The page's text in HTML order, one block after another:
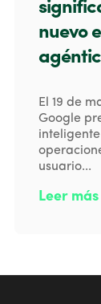
nuevo
El 19 de
Google
usuario...
Leer más